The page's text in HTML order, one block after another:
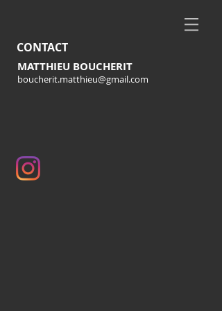
CONTACT
MATTHIEU BOUCHERIT
boucherit.matthieu@gmail.com